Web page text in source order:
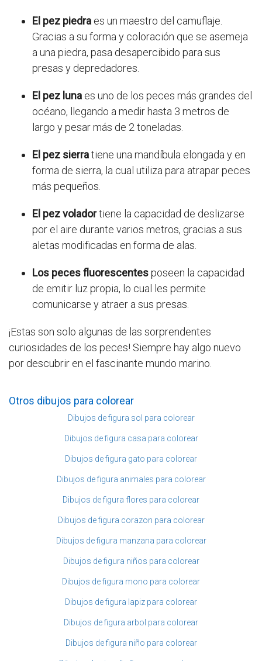
El pez piedra es un maestro del camuflaje.
Gracias a su forma y coloración que se asemeja
a una piedra, pasa desapercibido para sus
presas y depredadores.
El pez luna es uno de los peces más grandes del
océano, llegando a medir hasta 3 metros de
largo y pesar más de 2 toneladas.
El pez sierratiene una mandíbula elongada y en
forma de sierra, la cual utiliza para atrapar peces
más pequeños.
El pez voladortiene la capacidad de deslizarse
por el aire durante varios metros, gracias a sus
aletas modificadas en forma de alas.
Los peces fluorescentesposeen la capacidad
de emitir luz propia, lo cual les permite
comunicarse y atraer a sus presas.
¡Estas son solo algunas de las sorprendentes
curiosidades de los peces! Siempre hay algo nuevo
por descubrir en el fascinante mundo marino.
Otros dibujos para colorear
Dibujos de figura sol para colorear
Dibujos de figura casa para colorear
Dibujos de figura gato para colorear
Dibujos de figura animales para colorear
Dibujos de figura flores para colorear
Dibujos de figura corazon para colorear
Dibujos de figura manzana para colorear
Dibujos de figura niños para colorear
Dibujos de figura mono para colorear
Dibujos de figura lapiz para colorear
Dibujos de figura arbol para colorear
Dibujos de figura niño para colorear